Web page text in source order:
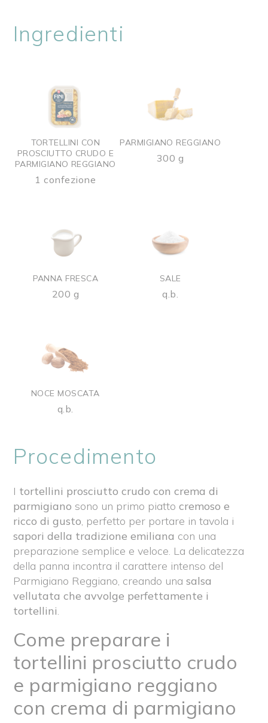
Ingredienti
TORTELLINI CON
PROSCIUTTO CRUDO E
PARMIGIANO REGGIANO
1 confezione
PARMIGIANO REGGIANO
300 g
PANNA FRESCA
200 g
SALE
q.b.
NOCE MOSCATA
q.b.
Procedimento
I tortellini prosciutto crudo con crema di
parmigiano sono un primo piatto cremoso e
ricco di gusto, perfetto per portare in tavola i
sapori della tradizione emiliana con una
preparazione semplice e veloce. La delicatezza
della panna incontra il carattere intenso del
Parmigiano Reggiano, creando una salsa
vellutata che avvolge perfettamente i
tortellini.
Come preparare i
tortellini prosciutto crudo
e parmigiano reggiano
con crema di parmigiano